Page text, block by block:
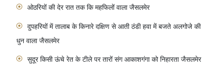
जैसलमेर
For those who have the luxury of time and want to
travel in style and truly explore the wonders of
Jaisalmer and the Thar desert (save 10% by booking in
ओठरियों की देर रात तक कि महफिलों वाला जैसलमेर
दुपहरियों में तालाब के किनारे दक्षिण से आती ठंडी हवा में बजते अलगोजे की
धुन वाला जैसलमेर
सुदूर किसी ऊंचे रेत के टीले पर तारों संग आकाशगंगा को निहारता जैसलमेर